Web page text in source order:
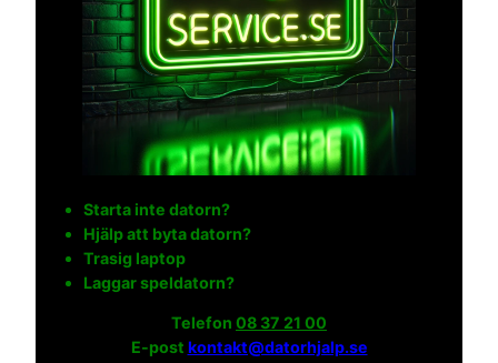
Starta inte datorn?
Hjälp att byta datorn?
Trasig laptop
Laggar speldatorn?
Telefon 08 37 21 00
E-post kontakt@datorhjalp.se